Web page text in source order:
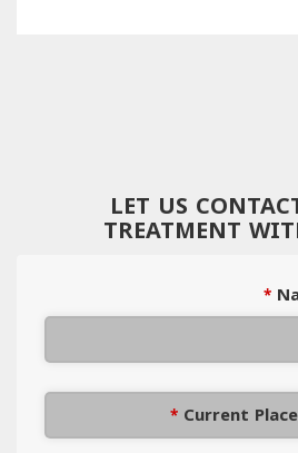
LET US
TREATMENT
*
Current
*